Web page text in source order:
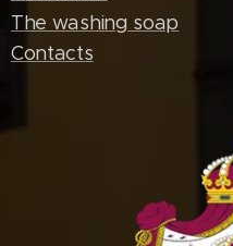
The washing soap
Contacts